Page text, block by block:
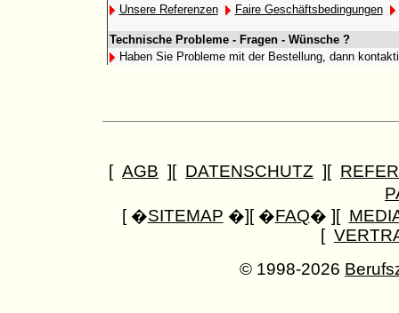
Unsere Referenzen Faire Geschäftsbedingungen
Technische Probleme - Fragen - Wünsche ?
Haben Sie Probleme mit der Bestellung, dann
[ AGB ][ DATENSCHUTZ ][
[ �SITEMAP �][ �FAQ� ][
[
© 1998-2026